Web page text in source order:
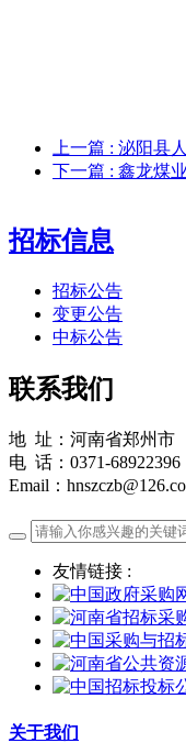
上一篇 : 泌阳县
下一篇 : 鑫龙煤
招标信息
招标公告
变更公告
中标公告
联系我们
地 址：河南省郑州市
电 话：0371-68922396
Email：
友情链接 :
关于我们